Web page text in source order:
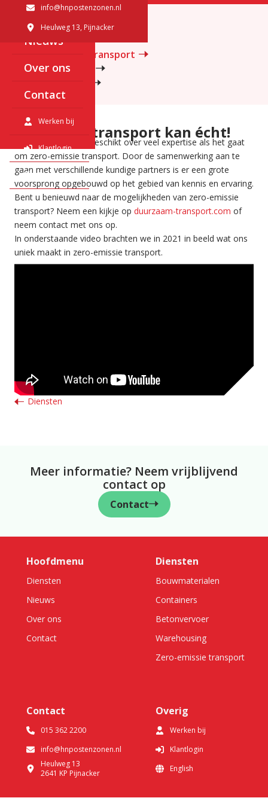
Diensten
Nieuws
Over ons
Contact
info@hnpostenzonen.nl
Heulweg 13
, 2641 KP , Pijnacker
Werken bij
Klantlogin
English
Submenu
Bouwmaterialen
Containers
Zero-emissie transport
Betonvervoer
Duurzaam transport kan écht!
H.N. Post & Zonen beschikt over veel expertise als het gaat
om zero-emissie transport. Door de samenwerking aan te
gaan met verschillende kundige partners is er een grote
voorsprong opgebouwd op het gebied van kennis en ervaring.
Bent u benieuwd naar de mogelijkheden van zero-emissie
transport? Neem een kijkje op duurzaam-transport.com of
neem contact met ons op.
In onderstaande video brachten we in 2021 in beeld wat ons
uniek maakt in zero-emissie transport.
Diensten
Meer informatie? Neem vrijblijvend
contact op
Contact
Hoofdmenu
Diensten
Nieuws
Over ons
Contact
Diensten
Bouwmaterialen
Containers
Betonvervoer
Warehousing
Zero-emissie transport
Contact
015 362 2200
info@hnpostenzonen.nl
Heulweg 13
2641 KP Pijnacker
Overig
Werken bij
Klantlogin
English